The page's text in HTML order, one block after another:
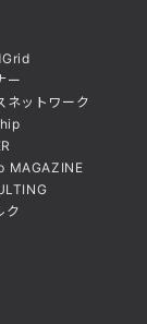
ー
ネットワーク
MAGAZINE
ク